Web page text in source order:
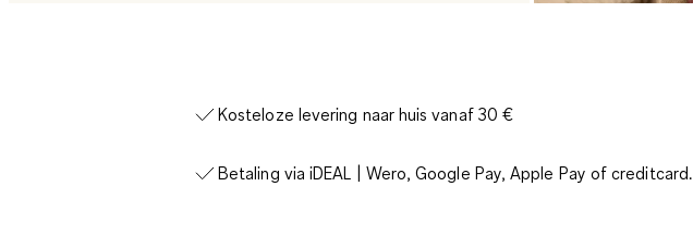
Kosteloze levering naar huis vanaf 30 €
Betaling via iDEAL | Wero, Google Pay, Apple Pay of creditcard.